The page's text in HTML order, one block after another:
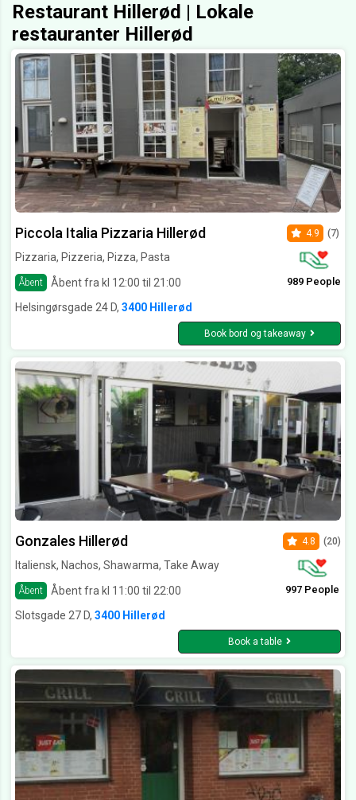
Restaurant Hillerød | Lokale
restauranter Hillerød
Piccola Italia Pizzaria Hillerød
Pizzaria, Pizzeria, Pizza, Pasta
Åbent Åbent fra kl 12:00 til 21:00
4.9 (7)
989 People
Helsingørsgade 24 D, 3400 Hillerød
Book bord og takeaway
Gonzales Hillerød
Italiensk, Nachos, Shawarma, Take Away
Åbent Åbent fra kl 11:00 til 22:00
4.8 (20)
997 People
Slotsgade 27 D, 3400 Hillerød
Book a table